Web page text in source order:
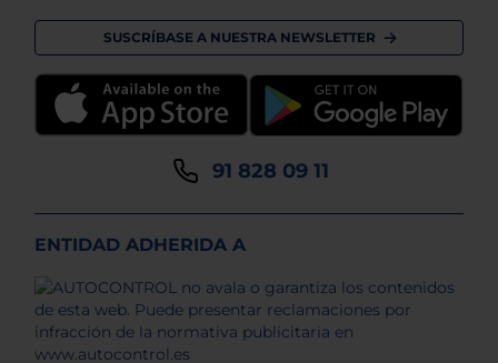
SUSCRÍBASE A NUESTRA NEWSLETTER
91 828 09 11
ENTIDAD ADHERIDA A